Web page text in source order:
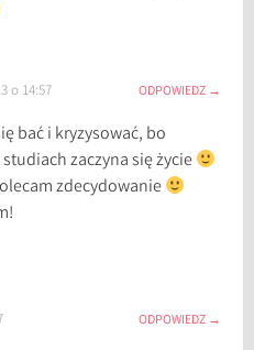
o 14:57 ODPOWIEDZ
bać i kryzysować, bo
zaczyna się życie
zdecydowanie
ODPOWIEDZ